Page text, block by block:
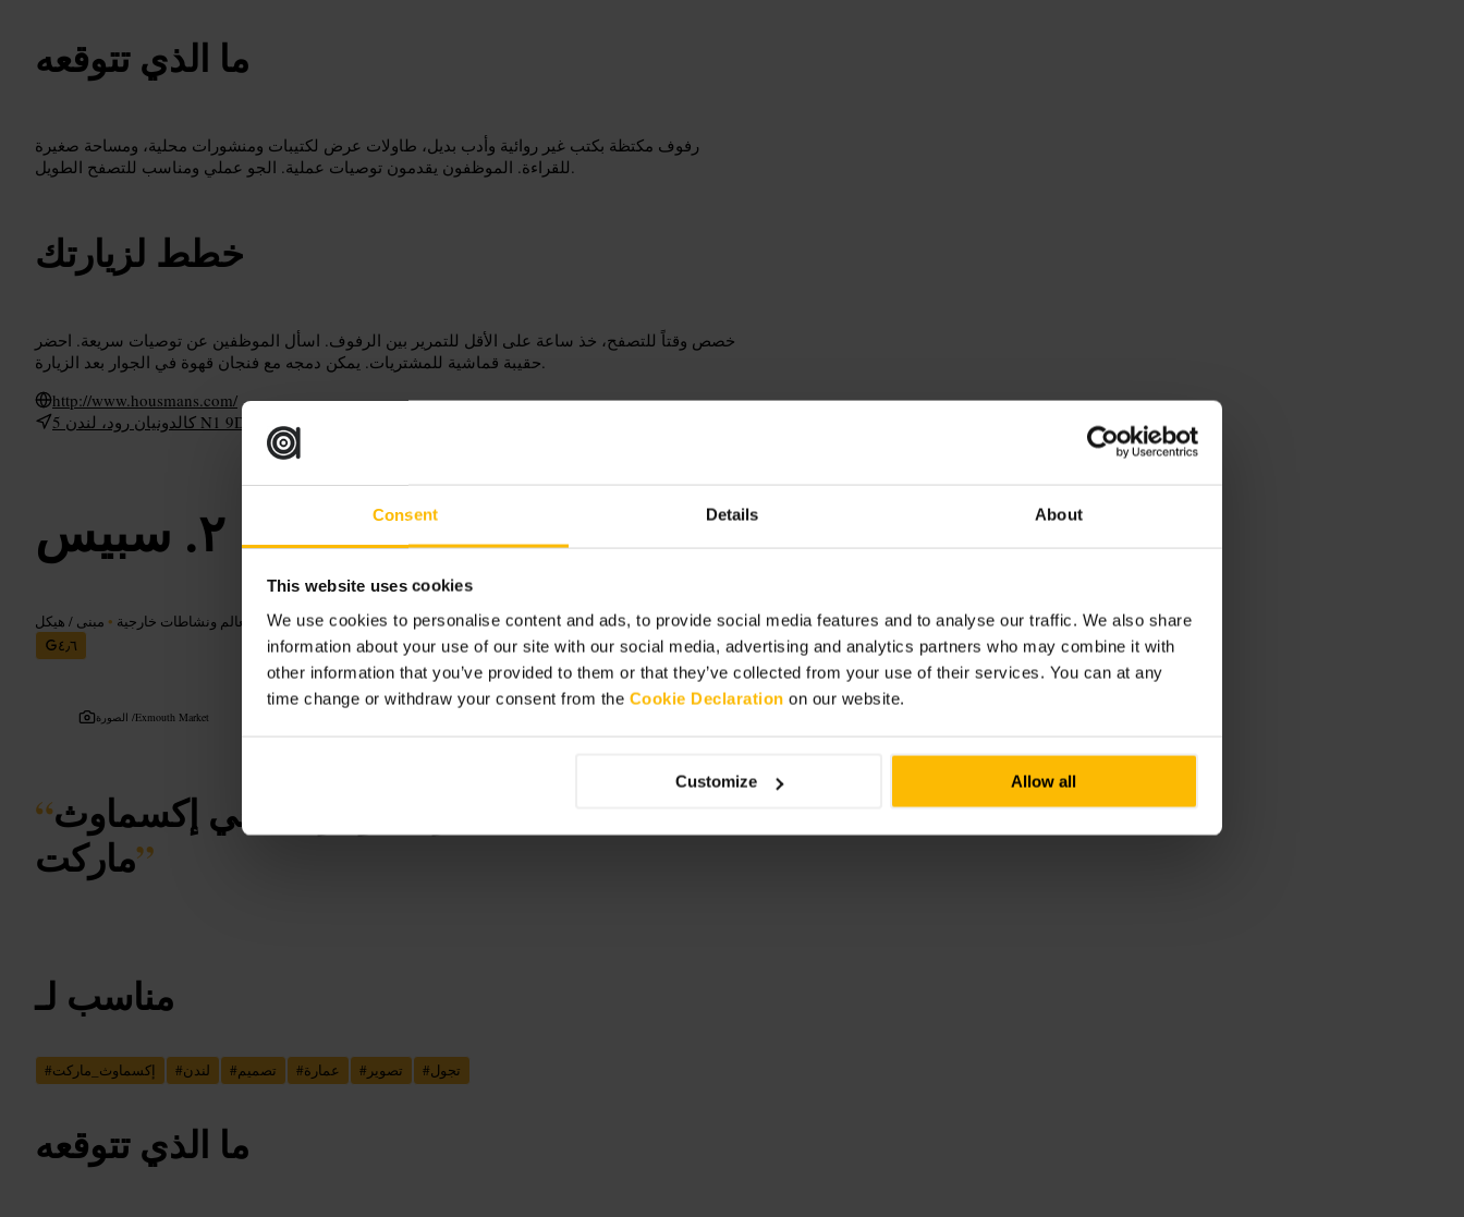
Consent Details About
This website uses cookies
We use cookies to personalise content and ads, to provide social media features and to analyse our traffic. We also share
information about your use of our site with our social media, advertising and analytics partners who may combine it with
other information that you’ve provided to them or that they’ve collected from your use of their services. You can at any
time change or withdraw your consent from the Cookie Declaration on our website.
Customize Allow all
ما الذي تتوقعه
رفوف مكتظة بكتب غير روائية وأدب بديل، طاولات عرض لكتيبات ومنشورات محلية، ومساحة صغيرة
للقراءة. الموظفون يقدمون توصيات عملية. الجو عملي ومناسب للتصفح الطويل.
خطط لزيارتك
خصص وقتاً للتصفح، خذ ساعة على الأقل للتمرير بين الرفوف. اسأل الموظفين عن توصيات سريعة. احضر
حقيبة قماشية للمشتريات. يمكن دمجه مع فنجان قهوة في الجوار بعد الزيارة.
http://www.housmans.com/
5 كالدونيان رود، لندن N1 9DY، يو كيه
سبيس
معالم ونشاطات خارجية • مبنى / هيكل
٤٫٦
الصورة /Exmouth Market
“مشاهدة سريعة ومريحة في إكسماوث
ماركت”
مناسب لـ
#إكسماوث_ماركت #لندن #تصميم #عمارة # تصوير #تجول
ما الذي تتوقعه